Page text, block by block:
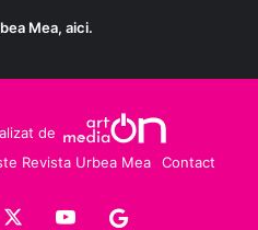
Mea, aici.
de
Revista Urbea Mea Contact
YouTubeGoogle